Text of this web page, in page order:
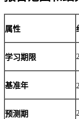
属性
学习期限
基准年
预测期